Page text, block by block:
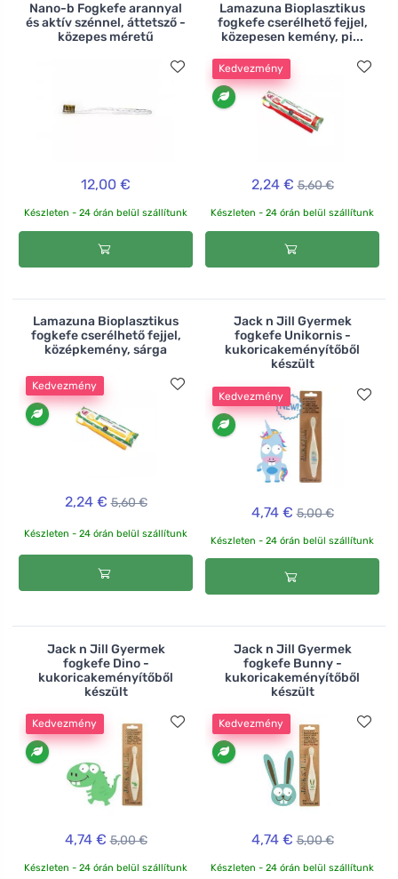
Nano-b Fogkefe arannyal
és aktív szénnel, áttetsző -
közepes méretű
12,00 €
Készleten - 24 órán belül szállítunk
Lamazuna Bioplasztikus
fogkefe cserélhető fejjel,
közepesen kemény, pi...
Kedvezmény
2,24 € 5,60 €
Készleten - 24 órán belül szállítunk
Lamazuna Bioplasztikus
fogkefe cserélhető fejjel,
középkemény, sárga
Kedvezmény
2,24 € 5,60 €
Készleten - 24 órán belül szállítunk
Jack n Jill Gyermek
fogkefe Unikornis -
kukoricakeményítőből
készült
Kedvezmény
4,74 € 5,00 €
Készleten - 24 órán belül szállítunk
Jack n Jill Gyermek
fogkefe Dino -
kukoricakeményítőből
készült
Kedvezmény
4,74 € 5,00 €
Készleten - 24 órán belül szállítunk
Jack n Jill Gyermek
fogkefe Bunny -
kukoricakeményítőből
készült
Kedvezmény
4,74 € 5,00 €
Készleten - 24 órán belül szállítunk